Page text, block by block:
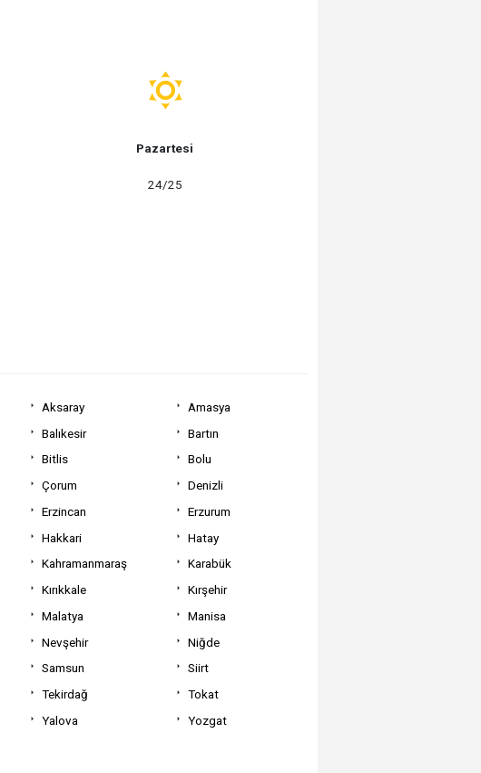
Pazartesi
24/25
Aksaray
Amasya
Balıkesir
Bartın
Bitlis
Bolu
Çorum
Denizli
Erzincan
Erzurum
Hakkari
Hatay
Kahramanmaraş
Karabük
Kırıkkale
Kırşehir
Malatya
Manisa
Nevşehir
Niğde
Samsun
Siirt
Tekirdağ
Tokat
Yalova
Yozgat